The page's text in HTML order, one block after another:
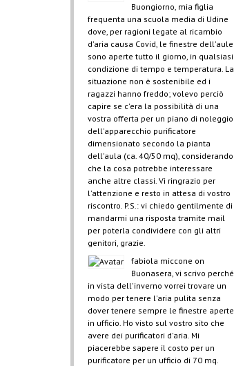
Buongiorno, mia figlia
frequenta una scuola media di Udine
dove, per ragioni legate al ricambio
d'aria causa Covid, le finestre dell'aule
sono aperte tutto il giorno, in qualsiasi
condizione di tempo e temperatura. La
situazione non è sostenibile ed i
ragazzi hanno freddo; volevo perciò
capire se c'era la possibilità di una
vostra offerta per un piano di noleggio
dell'apparecchio purificatore
dimensionato secondo la pianta
dell'aula (ca. 40/50 mq), considerando
che la cosa potrebbe interessare
anche altre classi. Vi ringrazio per
l'attenzione e resto in attesa di vostro
riscontro. P.S.: vi chiedo gentilmente di
mandarmi una risposta tramite mail
per poterla condividere con gli altri
genitori, grazie.
fabiola miccone on
Buonasera, vi scrivo perché
in vista dell'inverno vorrei trovare un
modo per tenere l'aria pulita senza
dover tenere sempre le finestre aperte
in ufficio. Ho visto sul vostro sito che
avere dei purificatori d'aria. Mi
piacerebbe sapere il costo per un
purificatore per un ufficio di 70 mq.